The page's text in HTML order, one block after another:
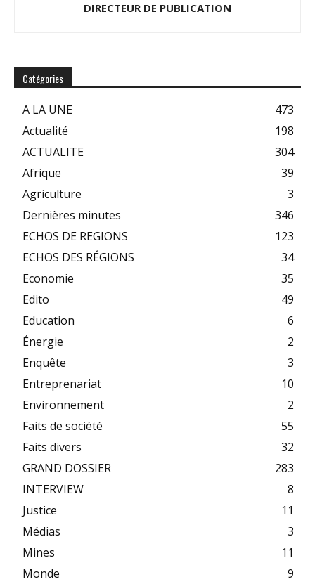
DIRECTEUR DE PUBLICATION
Catégories
A LA UNE
473
Actualité
198
ACTUALITE
304
Afrique
39
Agriculture
3
Dernières minutes
346
ECHOS DE REGIONS
123
ECHOS DES RÉGIONS
34
Economie
35
Edito
49
Education
6
Énergie
2
Enquête
3
Entreprenariat
10
Environnement
2
Faits de société
55
Faits divers
32
GRAND DOSSIER
283
INTERVIEW
8
Justice
11
Médias
3
Mines
11
Monde
9